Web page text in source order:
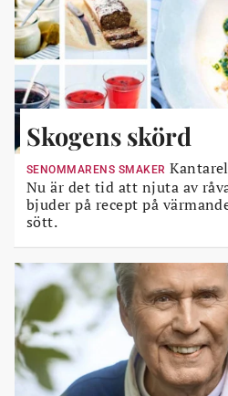
Skogens skörd
SENOMMARENS SMAKER
Nu är det tid att njuta av
bjuder på recept på
sött.